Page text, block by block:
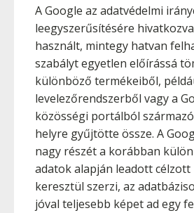
A Google az adatvédelmi
leegyszerűsítésére
használt, mintegy hatvan
szabályt egyetlen előírássá
különböző termékeiből,
levelezőrendszerből vagy a
közösségi portálból
helyre gyűjtötte össze. A
nagy részét a korábban
adatok alapján leadott
keresztül szerzi, az
jóval teljesebb képet ad egy